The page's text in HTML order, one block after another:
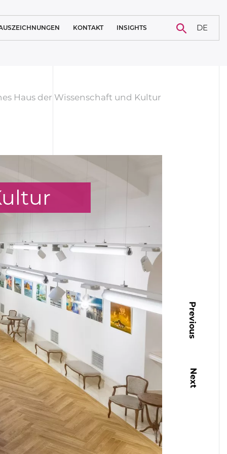
DE
KONTAKT INSIGHTS
FALLSTUDIE
Haus der Wissenschaft und Kultur
Previous
Next